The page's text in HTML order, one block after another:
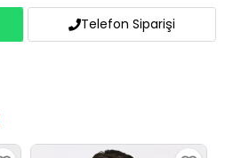
Telefon Siparişi